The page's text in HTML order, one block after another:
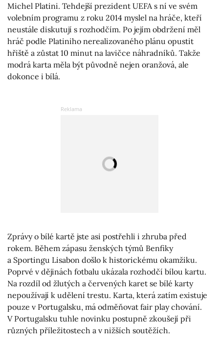
Michel Platini. Tehdejší prezident UEFA s ní ve svém
volebním programu z roku 2014 myslel na hráče, kteří
neustále diskutují s rozhodčím. Po jejím obdržení měl
hráč podle Platiniho nerealizovaného plánu opustit
hřiště a zůstat 10 minut na lavičce náhradníků. Takže
modrá karta měla být původně nejen oranžová, ale
dokonce i bílá.
Zprávy o bílé kartě jste asi postřehli i zhruba před
rokem. Během zápasu ženských týmů Benfiky
a Sportingu Lisabon došlo k historickému okamžiku.
Poprvé v dějinách fotbalu ukázala rozhodčí bílou kartu.
Na rozdíl od žlutých a červených karet se bílé karty
nepoužívají k udělení trestu. Karta, která zatím existuje
pouze v Portugalsku, má odměňovat fair play chování.
V Portugalsku tuhle novinku postupně zkoušejí při
různých příležitostech a v nižších soutěžích.